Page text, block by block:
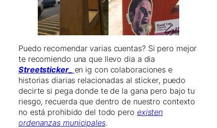
Puedo recomendar varias cuentas? Si pero mejor
te recomiendo una que llevo dia a dia
Streetsticker_ en ig con colaboraciones e
historias diarias relacionadas al sticker, puedo
decirte si pega donde te de la gana pero bajo tu
riesgo, recuerda que dentro de nuestro contexto
no está prohibido del todo pero existen
ordenanzas municipales.